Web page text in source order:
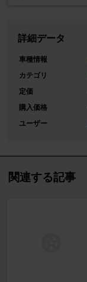
詳細データ
車種情報
カテゴリ
定価
購入価格
ユーザー
関連する記事